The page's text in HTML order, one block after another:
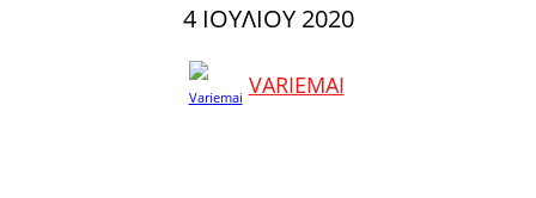
4 ΙΟΥΛΊΟΥ 2020
VARIEMAI